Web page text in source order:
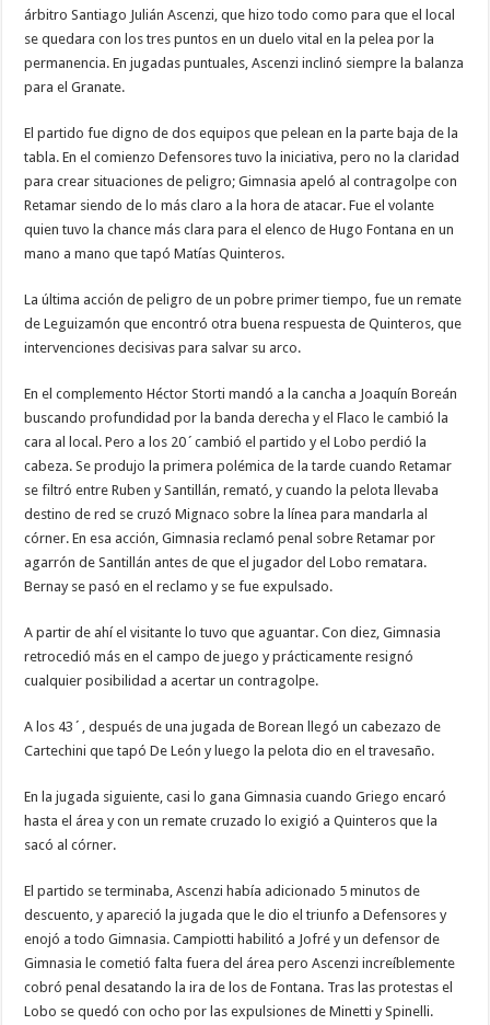
árbitro Santiago Julián Ascenzi, que hizo todo como para que el local
se quedara con los tres puntos en un duelo vital en la pelea por la
permanencia. En jugadas puntuales, Ascenzi inclinó siempre la balanza
para el Granate.
El partido fue digno de dos equipos que pelean en la parte baja de la
tabla. En el comienzo Defensores tuvo la iniciativa, pero no la claridad
para crear situaciones de peligro; Gimnasia apeló al contragolpe con
Retamar siendo de lo más claro a la hora de atacar. Fue el volante
quien tuvo la chance más clara para el elenco de Hugo Fontana en un
mano a mano que tapó Matías Quinteros.
La última acción de peligro de un pobre primer tiempo, fue un remate
de Leguizamón que encontró otra buena respuesta de Quinteros, que
intervenciones decisivas para salvar su arco.
En el complemento Héctor Storti mandó a la cancha a Joaquín Boreán
buscando profundidad por la banda derecha y el Flaco le cambió la
cara al local. Pero a los 20´cambió el partido y el Lobo perdió la
cabeza. Se produjo la primera polémica de la tarde cuando Retamar
se filtró entre Ruben y Santillán, remató, y cuando la pelota llevaba
destino de red se cruzó Mignaco sobre la línea para mandarla al
córner. En esa acción, Gimnasia reclamó penal sobre Retamar por
agarrón de Santillán antes de que el jugador del Lobo rematara.
Bernay se pasó en el reclamo y se fue expulsado.
A partir de ahí el visitante lo tuvo que aguantar. Con diez, Gimnasia
retrocedió más en el campo de juego y prácticamente resignó
cualquier posibilidad a acertar un contragolpe.
A los 43´, después de una jugada de Borean llegó un cabezazo de
Cartechini que tapó De León y luego la pelota dio en el travesaño.
En la jugada siguiente, casi lo gana Gimnasia cuando Griego encaró
hasta el área y con un remate cruzado lo exigió a Quinteros que la
sacó al córner.
El partido se terminaba, Ascenzi había adicionado 5 minutos de
descuento, y apareció la jugada que le dio el triunfo a Defensores y
enojó a todo Gimnasia. Campiotti habilitó a Jofré y un defensor de
Gimnasia le cometió falta fuera del área pero Ascenzi increíblemente
cobró penal desatando la ira de los de Fontana. Tras las protestas el
Lobo se quedó con ocho por las expulsiones de Minetti y Spinelli.